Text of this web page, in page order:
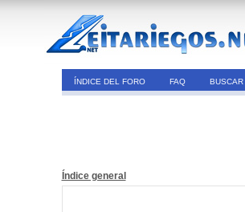
ÍNDICE DEL FORO FAQ BUSCAR
Índice general